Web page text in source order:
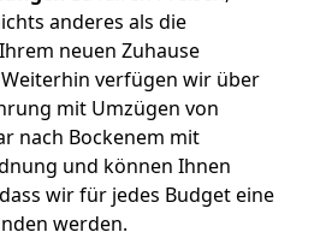
anderes als die
neuen Zuhause
verfügen wir über
mit Umzügen von
nach Bockenem mit
und können Ihnen
wir für jedes Budget eine
werden.